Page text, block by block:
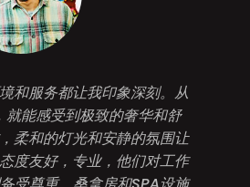
和服务都让我印象深刻。从
能感受到极致的奢华和舒
柔和的灯光和安静的氛围让
度友好，专业，他们对工作